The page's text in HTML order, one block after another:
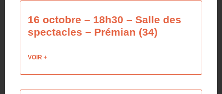
16 octobre – 18h30 – Salle des
spectacles – Prémian (34)
VOIR +